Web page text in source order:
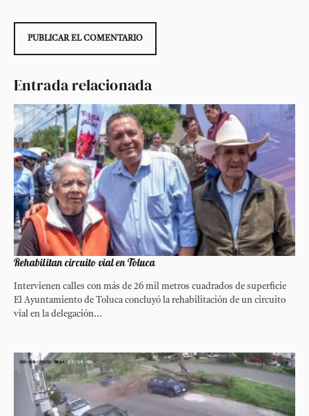
Entrada relacionada
Rehabilitan circuito vial en Toluca
Intervienen calles con más de 26 mil metros cuadrados de superficie
El Ayuntamiento de Toluca concluyó la rehabilitación de un circuito
vial en la delegación...